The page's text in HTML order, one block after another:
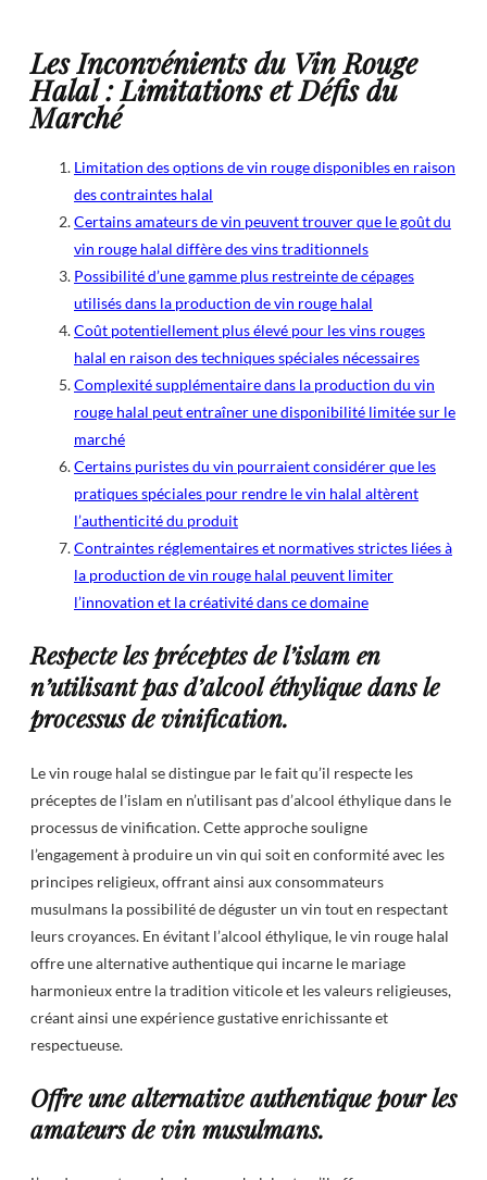
Les Inconvénients du Vin Rouge
Halal : Limitations et Défis du
Marché
Limitation des options de vin rouge disponibles en raison
des contraintes halal
Certains amateurs de vin peuvent trouver que le goût du
vin rouge halal diffère des vins traditionnels
Possibilité d’une gamme plus restreinte de cépages
utilisés dans la production de vin rouge halal
Coût potentiellement plus élevé pour les vins rouges
halal en raison des techniques spéciales nécessaires
Complexité supplémentaire dans la production du vin
rouge halal peut entraîner une disponibilité limitée sur le
marché
Certains puristes du vin pourraient considérer que les
pratiques spéciales pour rendre le vin halal altèrent
l’authenticité du produit
Contraintes réglementaires et normatives strictes liées à
la production de vin rouge halal peuvent limiter
l’innovation et la créativité dans ce domaine
Respecte les préceptes de l’islam en
n’utilisant pas d’alcool éthylique dans le
processus de vinification.
Le vin rouge halal se distingue par le fait qu’il respecte les
préceptes de l’islam en n’utilisant pas d’alcool éthylique dans le
processus de vinification. Cette approche souligne
l’engagement à produire un vin qui soit en conformité avec les
principes religieux, offrant ainsi aux consommateurs
musulmans la possibilité de déguster un vin tout en respectant
leurs croyances. En évitant l’alcool éthylique, le vin rouge halal
offre une alternative authentique qui incarne le mariage
harmonieux entre la tradition viticole et les valeurs religieuses,
créant ainsi une expérience gustative enrichissante et
respectueuse.
Offre une alternative authentique pour les
amateurs de vin musulmans.